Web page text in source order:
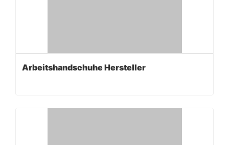
Arbeitshandschuhe Hersteller